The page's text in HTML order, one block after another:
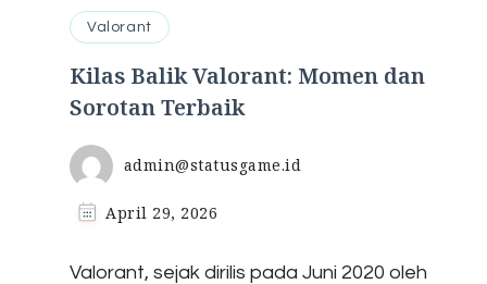
Valorant
Kilas Balik Valorant: Momen dan
Sorotan Terbaik
admin@statusgame.id
April 29, 2026
Valorant, sejak dirilis pada Juni 2020 oleh